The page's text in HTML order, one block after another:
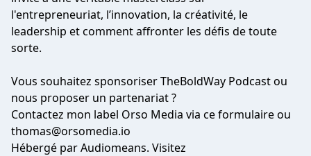
l'entrepreneuriat, l’innovation, la créativité, le
leadership et comment affronter les défis de toute
sorte.
Vous souhaitez sponsoriser TheBoldWay Podcast ou
nous proposer un partenariat ?
Contactez mon label Orso Media via ce formulaireou
thomas@orsomedia.io
Hébergé par Audiomeans. Visitez